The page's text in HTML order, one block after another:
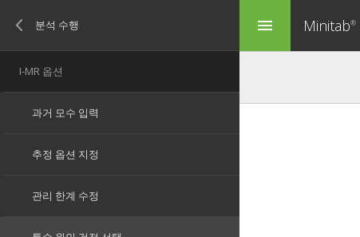
menu Minitab®